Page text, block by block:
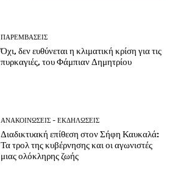
ΠΑΡΕΜΒΑΣΕΙΣ
Όχι, δεν ευθύνεται η κλιματική κρίση για τις
πυρκαγιές, του Φάμπιαν Δημητρίου
ΑΝΑΚΟΙΝΩΣΕΙΣ - ΕΚΔΗΛΩΣΕΙΣ
Διαδικτυακή επίθεση στον Σήφη Καυκαλά:
Τα τρολ της κυβέρνησης και οι αγωνιστές
μιας ολόκληρης ζωής